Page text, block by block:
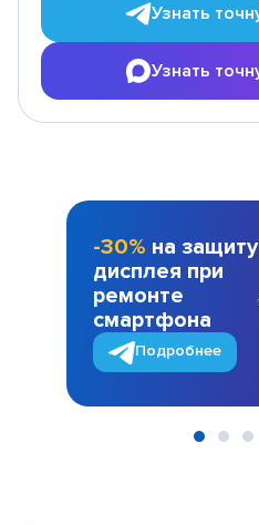
Узнать
Узнать
-30% на защиту
дисплея при
ремонте
смартфона
Подробнее